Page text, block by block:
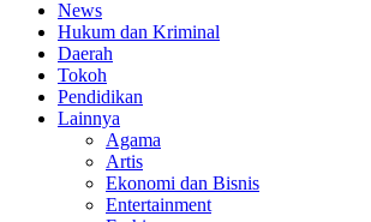
News
Hukum dan Kriminal
Daerah
Tokoh
Pendidikan
Lainnya
Agama
Artis
Ekonomi dan Bisnis
Entertainment